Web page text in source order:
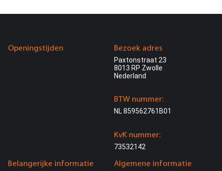
Openingstijden
Belangerijke informatie Algemene informatie
Bezoek adres
Paxtonstraat 23
8013 RP Zwolle
Nederland
BTW nummer:
NL 859562761B01
KvK nummer:
73532142